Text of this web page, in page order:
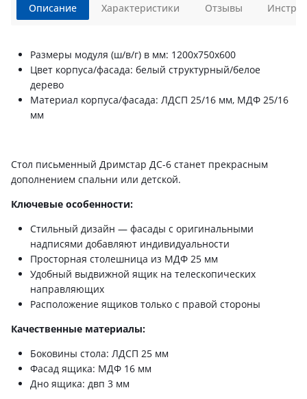
Описание
Размеры модуля (ш/в/г) в мм: 1200х750х600
Цвет корпуса/фасада: белый структурный/белое
дерево
Материал корпуса/фасада: ЛДСП 25/16 мм, МДФ 25/16
мм
Стол письменный Дримстар ДС-6 станет прекрасным
дополнением спальни или детской.
Ключевые особенности:
Стильный дизайн — фасады с оригинальными
надписями добавляют индивидуальности
Просторная столешница из МДФ 25 мм
Удобный выдвижной ящик на телескопических
направляющих
Расположение ящиков только с правой стороны
Качественные материалы:
Боковины стола: ЛДСП 25 мм
Фасад ящика: МДФ 16 мм
Дно ящика: двп 3 мм
Характеристики Отзывы